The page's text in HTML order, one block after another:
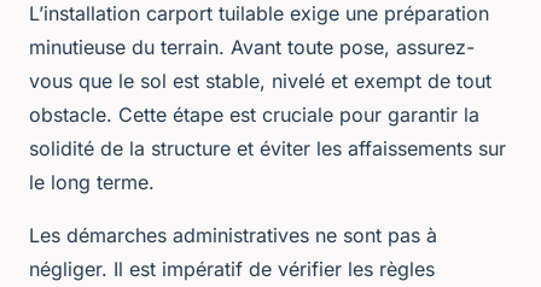
L’installation carport tuilable exige une préparation
minutieuse du terrain. Avant toute pose, assurez-
vous que le sol est stable, nivelé et exempt de tout
obstacle. Cette étape est cruciale pour garantir la
solidité de la structure et éviter les affaissements sur
le long terme.
Les démarches administratives ne sont pas à
négliger. Il est impératif de vérifier les règles